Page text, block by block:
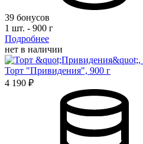
39 бонусов
1 шт. - 900 г
Подробнее
нет в наличии
Торт "Привидения", 900 г
4 190 ₽